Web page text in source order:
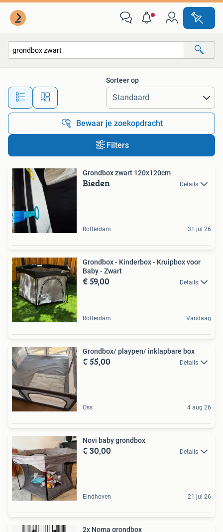
Alle afstanden…
Sorteer op
Bewaar je zoekopdracht
Filters
Grondbox zwart 120x120cm
Bieden Details
Rotterdam 31 jul 26
Grondbox - Kinderbox - Kruipbox voor
Baby - Zwart
€ 59,00 Details
Rotterdam Vandaag
Grondbox/ playpen/ inklapbare box
€ 55,00 Details
Oss 4 aug 26
Novi baby grondbox
€ 30,00 Details
Eindhoven 21 jul 26
2x Noma grondbox